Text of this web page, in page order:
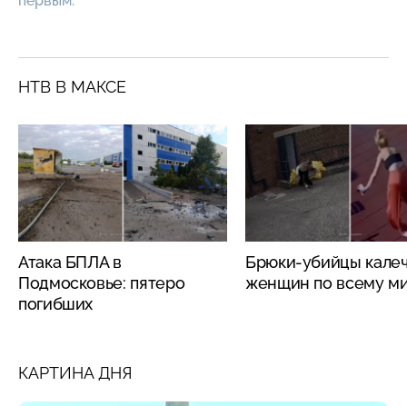
НТВ В МАКСЕ
Атака БПЛА в
Подмосковье: пятеро
погибших
Брюки-убийцы
женщин по всему
КАРТИНА ДНЯ